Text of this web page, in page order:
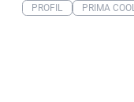
PROFIL
PRIMA COOL